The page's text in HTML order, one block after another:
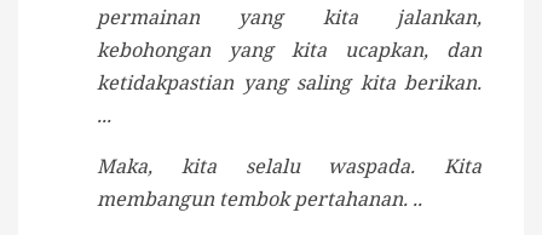
permainan yang kita jalankan,
kebohongan yang kita ucapkan, dan
ketidakpastian yang saling kita berikan.
...
Maka, kita selalu waspada. Kita
membangun tembok pertahanan. ..